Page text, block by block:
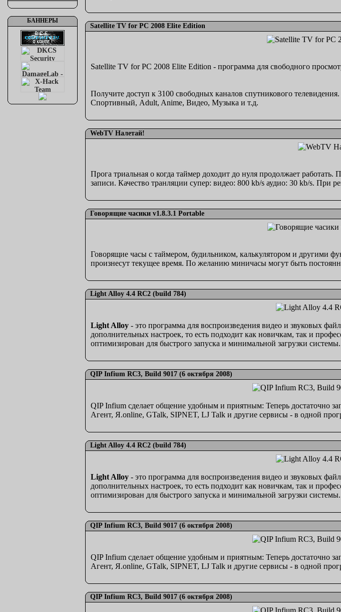
БАННЕРЫ
Satellite TV for PC 2008 Elite Edition
Satellite TV for PC 2008 Elite Edition - программа для свободного
Получите доступ к 3100 свободных каналов спутникового
Спортивный, Adult, Anime, Видео, Музыка и т.д.
WebTV Налетай!
Прога триальная о когда таймер доходит до нуля продолжает
записи. Качество транляции супер: видео: 800 kb/s аудио: 30 kb/s. При
Говорящие часики v1.8.3.1 Portable
Говорящие часы с таймером, будильником, калькулятором и другими
произнесут текущее время. По желанию миничасы могут быть
Light Alloy 4.4 RC2 (build 784)
Light Alloy - это программа для воспроизведения видео и звуковых
дополнительных настроек, то есть подходит как новичкам, так и
оптимизирован для быстрого запуска и минимальной загрузки системы.
QIP Infium RC3, Build 9017 (6 октября 2008)
QIP Infium сделает общение удобным и приятным: Теперь достаточно
Агент, Я.online, GTalk, SIPNET, LJ Talk и другие сервисы - в одной
Light Alloy 4.4 RC2 (build 784)
Light Alloy - это программа для воспроизведения видео и звуковых
дополнительных настроек, то есть подходит как новичкам, так и
оптимизирован для быстрого запуска и минимальной загрузки системы.
QIP Infium RC3, Build 9017 (6 октября 2008)
QIP Infium сделает общение удобным и приятным: Теперь достаточно
Агент, Я.online, GTalk, SIPNET, LJ Talk и другие сервисы - в одной
QIP Infium RC3, Build 9017 (6 октября 2008)